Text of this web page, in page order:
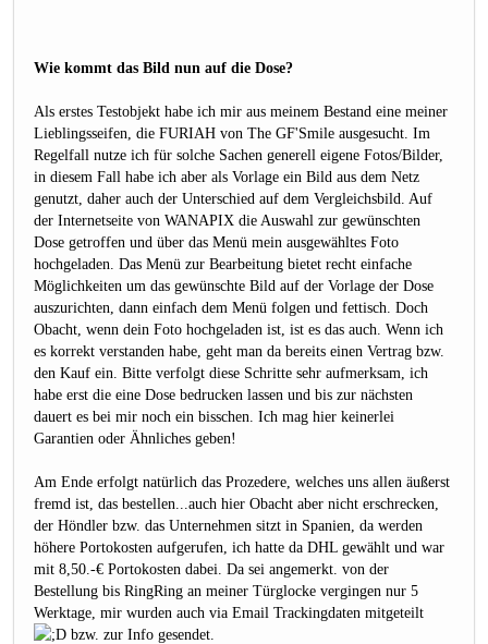
Wie kommt das Bild nun auf die Dose?
Als erstes Testobjekt habe ich mir aus meinem Bestand eine meiner
Lieblingsseifen, die FURIAH von The GF'Smile ausgesucht. Im
Regelfall nutze ich für solche Sachen generell eigene Fotos/Bilder,
in diesem Fall habe ich aber als Vorlage ein Bild aus dem Netz
genutzt, daher auch der Unterschied auf dem Vergleichsbild. Auf
der Internetseite von WANAPIX die Auswahl zur gewünschten
Dose getroffen und über das Menü mein ausgewähltes Foto
hochgeladen. Das Menü zur Bearbeitung bietet recht einfache
Möglichkeiten um das gewünschte Bild auf der Vorlage der Dose
auszurichten, dann einfach dem Menü folgen und fettisch. Doch
Obacht, wenn dein Foto hochgeladen ist, ist es das auch. Wenn ich
es korrekt verstanden habe, geht man da bereits einen Vertrag bzw.
den Kauf ein. Bitte verfolgt diese Schritte sehr aufmerksam, ich
habe erst die eine Dose bedrucken lassen und bis zur nächsten
dauert es bei mir noch ein bisschen. Ich mag hier keinerlei
Garantien oder Ähnliches geben!
Am Ende erfolgt natürlich das Prozedere, welches uns allen äußerst
fremd ist, das bestellen...auch hier Obacht aber nicht erschrecken,
der Höndler bzw. das Unternehmen sitzt in Spanien, da werden
höhere Portokosten aufgerufen, ich hatte da DHL gewählt und war
mit 8,50.-€ Portokosten dabei. Da sei angemerkt. von der
Bestellung bis RingRing an meiner Türglocke vergingen nur 5
Werktage, mir wurden auch via Email Trackingdaten mitgeteilt
bzw. zur Info gesendet.